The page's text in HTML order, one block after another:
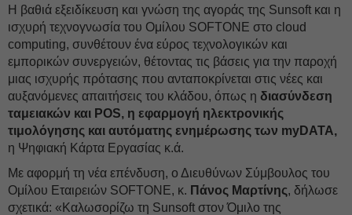
Η βαθιά εξειδίκευση και γνώση της αγοράς της Sunsoft και η
ισχυρή τεχνογνωσία του Ομίλου SOFTONE στο cloud
computing, συνθέτουν ένα εύρος τεχνολογικών και
εμπορικών συνεργειών, θέτοντας τις βάσεις για την παροχή
μιας ισχυρής πρότασης που ανταποκρίνεται στις νέες και
αυξανόμενες απαιτήσεις του κλάδου, όπως η διασύνδεση
ταμειακών και POS, η εφαρμογή ηλεκτρονικής
τιμολόγησης και αυτόματης ενημέρωσης των myDATA,
η Ψηφιακή Κάρτα Εργασίας κ.ά.
Με αφορμή τη νέα επένδυση, ο Διευθύνων Σύμβουλος του
Ομίλου Εταιρειών SOFTONE, κ. Πάνος Μαρτίνης, δήλωσε
σχετικά: «Καλωσορίζω τη Sunsoft στον Όμιλο της